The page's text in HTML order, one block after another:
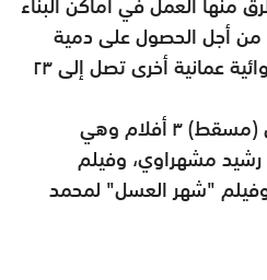
من أجل الحصول على دمية
صغيرة، كما عرضت أفلام روائية عمانية أخرى تصل إلى ٢٣
وقد عرضت بسينما فوكس (مسقط) ٣ أفلام وهي
رشيد مشهراوي، وفيلم
وفيلم "شهر العسل" لمحمد